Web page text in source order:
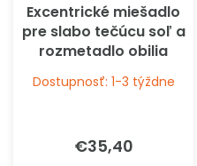
Excentrické miešadlo
pre slabo tečúcu soľ a
rozmetadlo obilia
Dostupnosť: 1-3 týždne
€35,40